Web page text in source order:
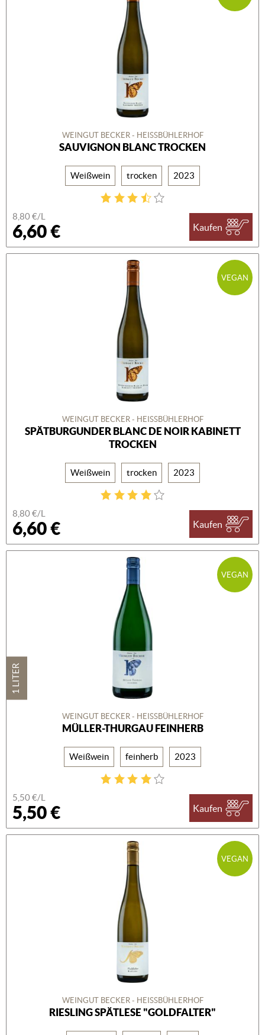
WEINGUT BECKER - HEISSBÜHLERHOF
SAUVIGNON BLANC TROCKEN
Weißwein trocken 2023
8,80 €/L
6,60 € Kaufen
VEGAN
WEINGUT BECKER - HEISSBÜHLERHOF
SPÄTBURGUNDER BLANC DE NOIR KABINETT
TROCKEN
Weißwein trocken 2023
8,80 €/L
6,60 € Kaufen
VEGAN
1 LITER
WEINGUT BECKER - HEISSBÜHLERHOF
MÜLLER-THURGAU FEINHERB
Weißwein feinherb 2023
5,50 €/L
5,50 € Kaufen
VEGAN
WEINGUT BECKER - HEISSBÜHLERHOF
RIESLING SPÄTLESE "GOLDFALTER"